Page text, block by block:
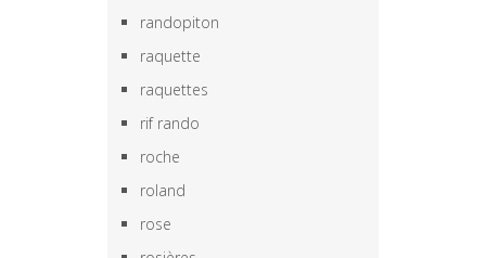
randopiton
raquette
raquettes
rif rando
roche
roland
rose